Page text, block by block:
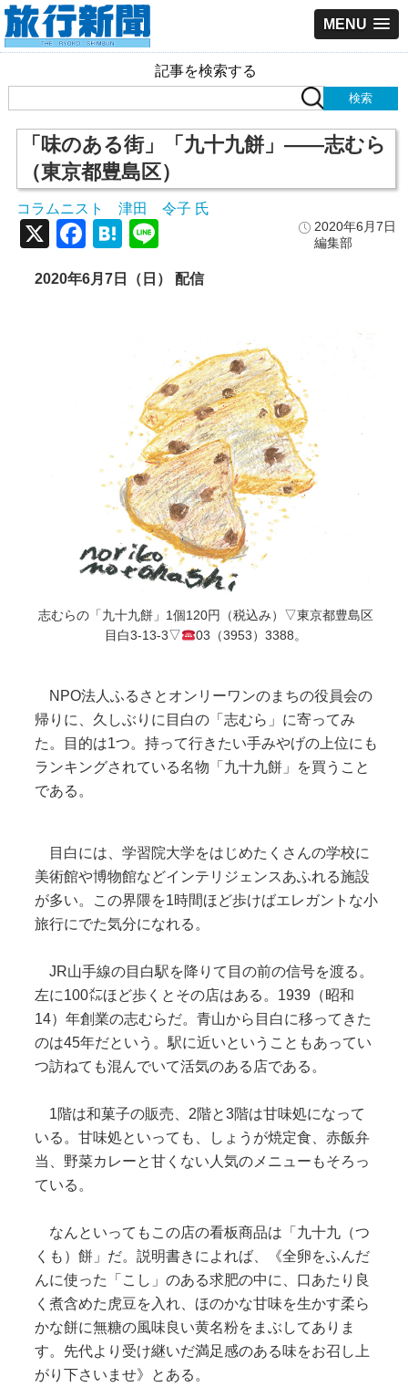
MENU
記事を検索する
「味のある街」「九十九餅」――志むら
（東京都豊島区）
コラムニスト 津田 令子 氏
2020年6月7日
編集部
X Facebook
Hatena
2020年6月7日（日） 配信
志むらの「九十九餅」1個120円（税込み）▽東京都豊島区
目白3-13-3▽
03（3953）3388。
NPO法人ふるさとオンリーワンのまちの役員会の
帰りに、久しぶりに目白の「志むら」に寄ってみ
た。目的は1つ。持って行きたい手みやげの上位にも
ランキングされている名物「九十九餅」を買うこと
である。
目白には、学習院大学をはじめたくさんの学校に
美術館や博物館などインテリジェンスあふれる施設
が多い。この界隈を1時間ほど歩けばエレガントな小
旅行にでた気分になれる。
JR山手線の目白駅を降りて目の前の信号を渡る。
左に100㍍ほど歩くとその店はある。1939（昭和
14）年創業の志むらだ。青山から目白に移ってきた
のは45年だという。駅に近いということもあってい
つ訪ねても混んでいて活気のある店である。
1階は和菓子の販売、2階と3階は甘味処になって
いる。甘味処といっても、しょうが焼定食、赤飯弁
当、野菜カレーと甘くない人気のメニューもそろっ
ている。
なんといってもこの店の看板商品は「九十九（つ
くも）餅」だ。説明書きによれば、《全卵をふんだ
んに使った「こし」のある求肥の中に、口あたり良
く煮含めた虎豆を入れ、ほのかな甘味を生かす柔ら
かな餅に無糖の風味良い黄名粉をまぶしてありま
す。先代より受け継いだ満足感のある味をお召し上
がり下さいませ》とある。